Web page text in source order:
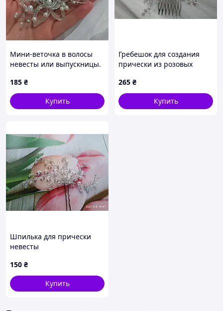
Мини-веточка в волосы
невесты или выпускницы.
185 ₴
Купить
Гребешок для создания
прически из розовых
265 ₴
Купить
Шпилька для прически
невесты
150 ₴
Купить